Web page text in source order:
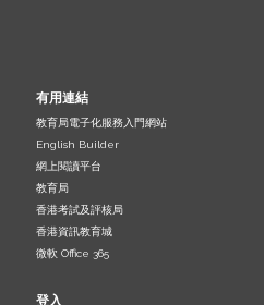
有用連結
教育局電子化服務入門網站
English Builder
網上閱讀平台
教育局
香港考試及評核局
香港資訊教育城
微軟 Office 365
登入